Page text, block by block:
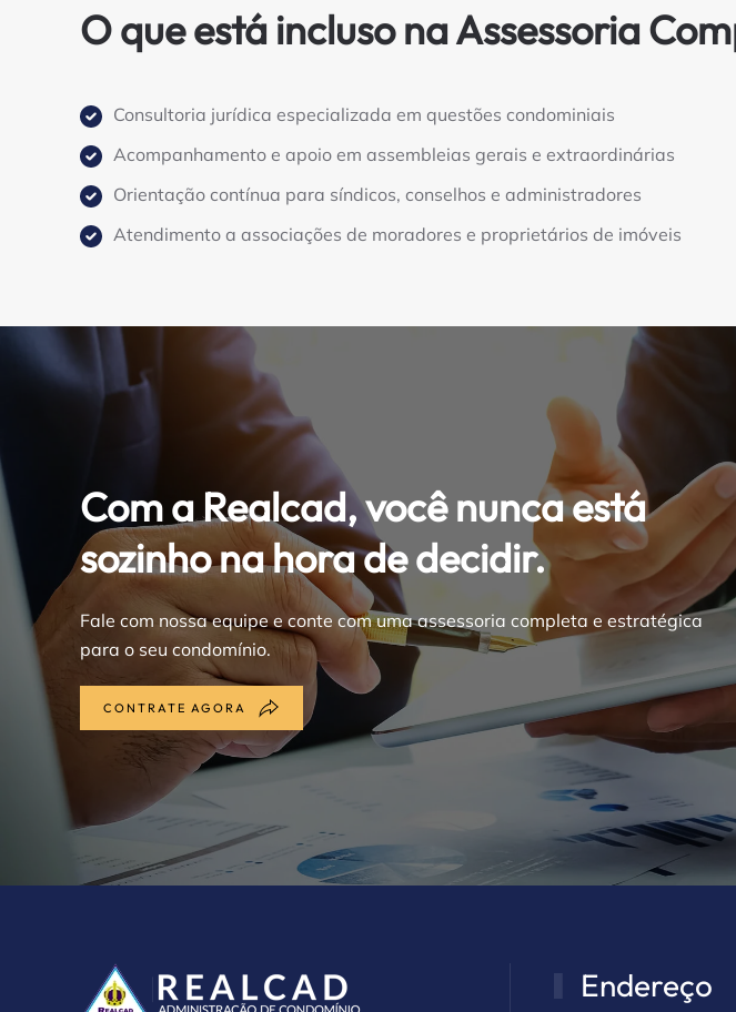
O que está incluso na Assessoria
Consultoria jurídica especializada em questões condominiais
Acompanhamento e apoio em assembleias gerais e extraordinárias
Orientação contínua para síndicos, conselhos e administradores
Atendimento a associações de moradores e proprietários de imóveis
Com a Realcad, você nunca está
sozinho na hora de decidir.
Fale com nossa equipe e conte com uma assessoria completa e estratégica
para o seu condomínio.
CONTRATE AGORA
Endereço